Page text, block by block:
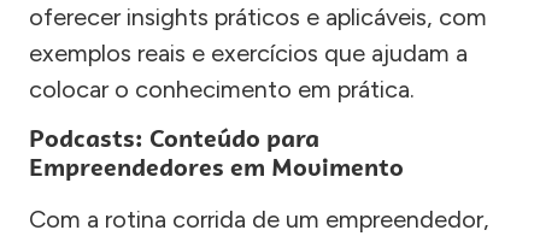
oferecer insights práticos e aplicáveis, com
exemplos reais e exercícios que ajudam a
colocar o conhecimento em prática.
Podcasts: Conteúdo para
Empreendedores em Movimento
Com a rotina corrida de um empreendedor,